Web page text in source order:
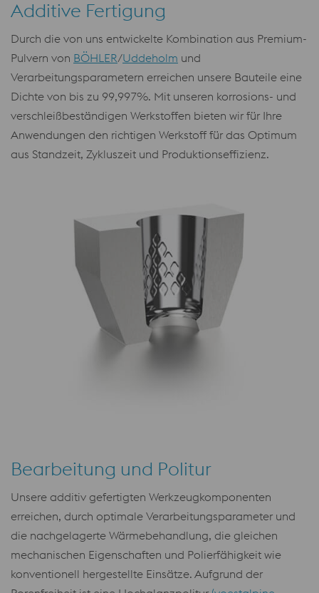
Additive Fertigung
Durch die von uns entwickelte Kombination aus Premium-
Pulvern von BÖHLER/Uddeholm und
Verarbeitungsparametern erreichen unsere Bauteile eine
Dichte von bis zu 99,997%. Mit unseren korrosions- und
verschleißbeständigen Werkstoffen bieten wir für Ihre
Anwendungen den richtigen Werkstoff für das Optimum
aus Standzeit, Zykluszeit und Produktionseffizienz.
Bearbeitung und Politur
Unsere additiv gefertigten Werkzeugkomponenten
erreichen, durch optimale Verarbeitungsparameter und
die nachgelagerte Wärmebehandlung, die gleichen
mechanischen Eigenschaften und Polierfähigkeit wie
konventionell hergestellte Einsätze. Aufgrund der